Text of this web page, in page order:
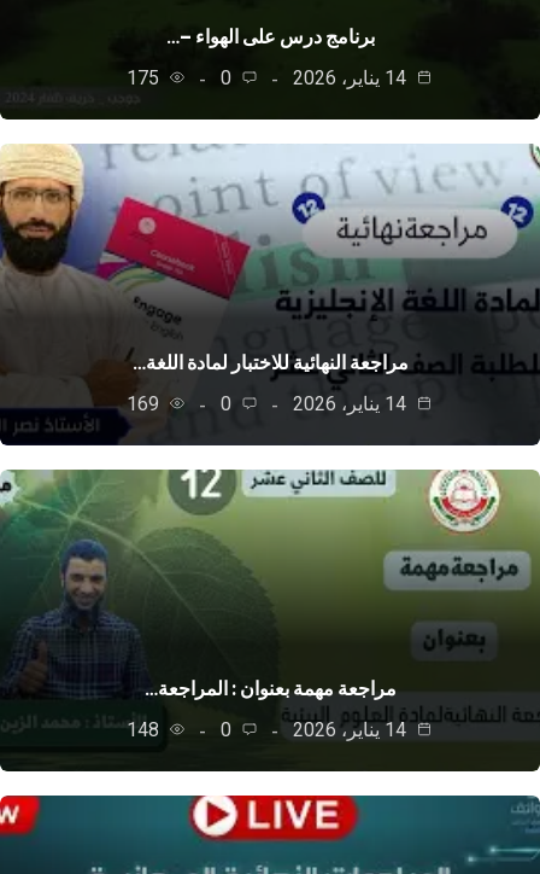
برنامج درس على الهواء –…
0
175
مراجعة النهائية للاختبار لمادة اللغة…
0
169
مراجعة مهمة بعنوان : المراجعة…
0
148